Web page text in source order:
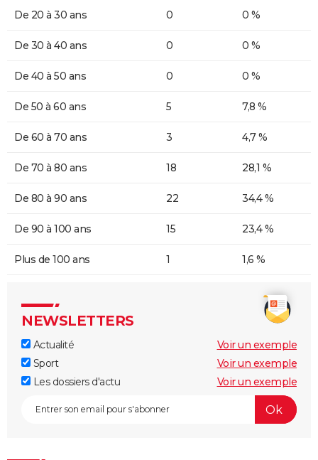
De 20 à 30 ans 0 0 %
De 30 à 40 ans 0 0 %
De 40 à 50 ans 0 0 %
De 50 à 60 ans 5 7,8 %
De 60 à 70 ans 3 4,7 %
De 70 à 80 ans 18 28,1 %
De 80 à 90 ans 22 34,4 %
De 90 à 100 ans 15 23,4 %
Plus de 100 ans 1 1,6 %
NEWSLETTERS
Actualité
Voir un exemple
Sport
Voir un exemple
Les dossiers d'actu
Voir un exemple